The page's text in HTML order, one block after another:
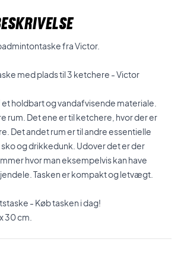
fra Victor.
med plads til 3 ketchere - Victor
et holdbart og vandafvisende materiale.
rum. Det ene er til ketchere, hvor der er
Det andet rum er til andre essentielle
og drikkedunk. Udover det er der
hvor man eksempelvis kan have
Tasken er kompakt og letvægt.
- Køb tasken i dag!
30 cm.